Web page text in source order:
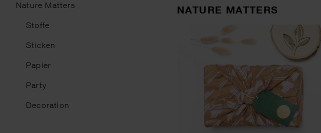
Nature Matters
Stoffe
Sticken
Papier
Party
Decoration
NATURE MATTERS